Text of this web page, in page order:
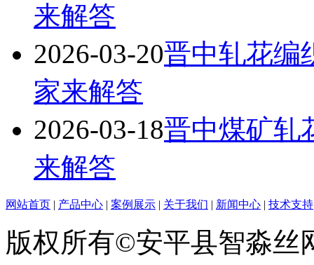
来解答
2026-03-20晋中轧花编
家来解答
2026-03-18晋中煤矿轧
来解答
网站首页 | 产品中心 | 案例展示 | 关于我们 | 新闻中心 | 技术支持
版权所有©安平县智淼丝